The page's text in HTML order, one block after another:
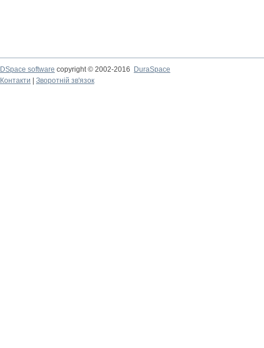
DSpace software copyright © 2002-2016
DuraSpace
Контакти
Зворотній зв'язок